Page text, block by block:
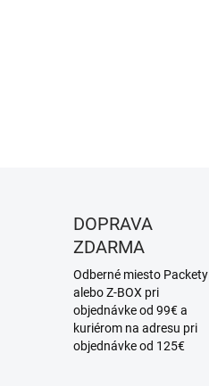
DOPRAVA
ZDARMA
Odberné miesto Packety
alebo Z-BOX pri
objednávke od 99€ a
kuriérom na adresu pri
objednávke od 125€